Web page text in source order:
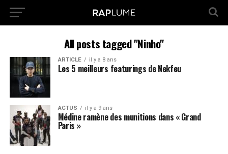
All posts tagged "Ninho"
ARTICLE il y a 8 ans
Les 5 meilleurs featurings de Nekfeu
ACTUS il y a 9 ans
Médine ramène des munitions dans « Grand
Paris »